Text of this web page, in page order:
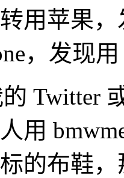
用苹果
，发现
Twitter
用
的布鞋